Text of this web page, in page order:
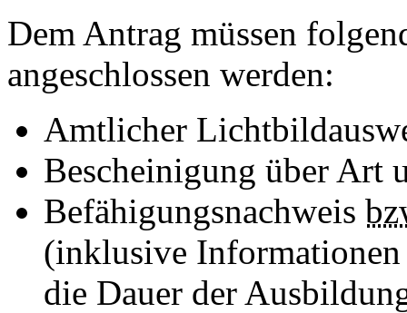
Dem Antrag müssen
angeschlossen werden:
Amtlicher
Bescheinigung über Art
Befähigungsnachweis
(inklusive
die Dauer der